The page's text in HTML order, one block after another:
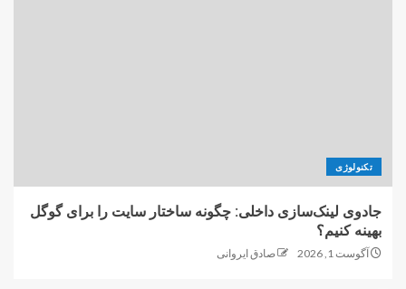
تکنولوژی
جادوی لینک‌سازی داخلی: چگونه ساختار سایت را برای گوگل
بهینه کنیم؟
آگوست 1, 2026 صادق ایروانی